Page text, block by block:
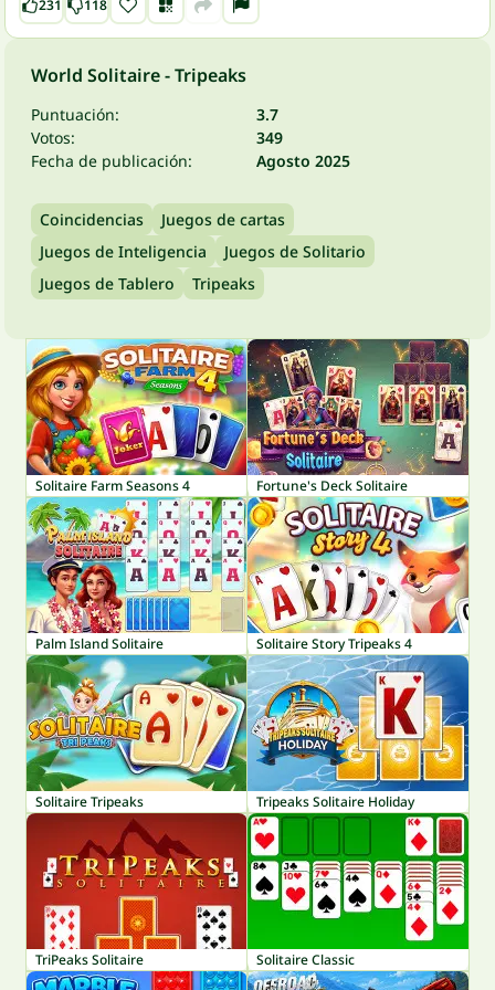
231 118
World Solitaire - Tripeaks
Puntuación:
3.7
Votos:
349
Fecha de publicación:
Agosto 2025
Coincidencias
Juegos de cartas
Juegos de Inteligencia
Juegos de Solitario
Juegos de Tablero
Tripeaks
Solitaire Farm Seasons 4 Fortune's Deck Solitaire
Palm Island Solitaire Solitaire Story Tripeaks 4
Solitaire Tripeaks Tripeaks Solitaire Holiday
TriPeaks Solitaire Solitaire Classic